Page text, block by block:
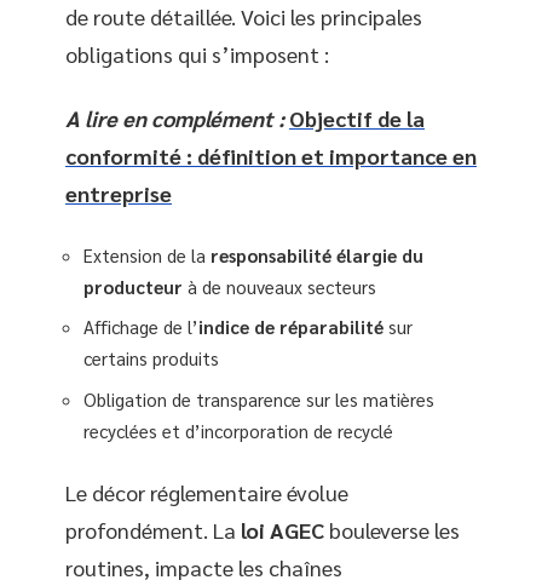
de route détaillée. Voici les principales
obligations qui s’imposent :
A lire en complément : Objectif de la
conformité : définition et importance en
entreprise
Extension de la responsabilité élargie du
producteur à de nouveaux secteurs
Affichage de l’indice de réparabilité sur
certains produits
Obligation de transparence sur les matières
recyclées et d’incorporation de recyclé
Le décor réglementaire évolue
profondément. La loi AGEC bouleverse les
routines, impacte les chaînes